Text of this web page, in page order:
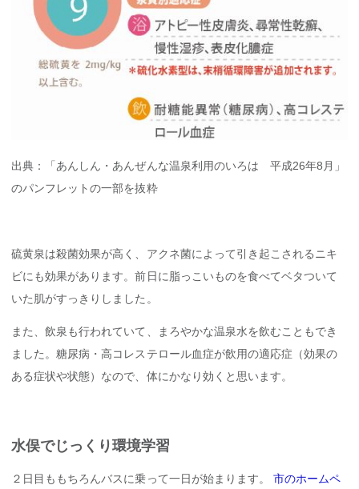
出典：「あんしん・あんぜんな温泉利用のいろは 平成26年8月」
のパンフレットの一部を抜粋
硫黄泉は殺菌効果が高く、アクネ菌によって引き起こされるニキ
ビにも効果があります。前日に脂っこいものを食べてベタついて
いた肌がすっきりしました。
また、飲泉も行われていて、まろやかな温泉水を飲むこともでき
ました。糖尿病・高コレステロール血症が飲用の適応症（効果の
ある症状や状態）なので、体にかなり効くと思います。
水俣でじっくり環境学習
２日目ももちろんバスに乗って一日が始まります。市のホームペ